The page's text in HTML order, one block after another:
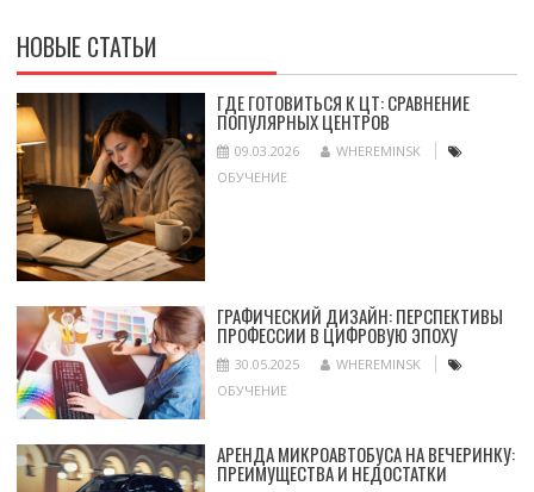
НОВЫЕ СТАТЬИ
ГДЕ ГОТОВИТЬСЯ К ЦТ: СРАВНЕНИЕ
ПОПУЛЯРНЫХ ЦЕНТРОВ
09.03.2026
WHEREMINSK
ОБУЧЕНИЕ
ГРАФИЧЕСКИЙ ДИЗАЙН: ПЕРСПЕКТИВЫ
ПРОФЕССИИ В ЦИФРОВУЮ ЭПОХУ
30.05.2025
WHEREMINSK
ОБУЧЕНИЕ
АРЕНДА МИКРОАВТОБУСА НА ВЕЧЕРИНКУ:
ПРЕИМУЩЕСТВА И НЕДОСТАТКИ